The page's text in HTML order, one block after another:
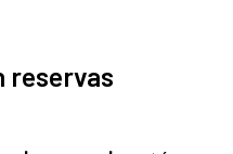
reservas